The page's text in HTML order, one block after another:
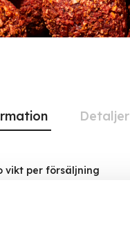
vikt per försäljning
Detaljer